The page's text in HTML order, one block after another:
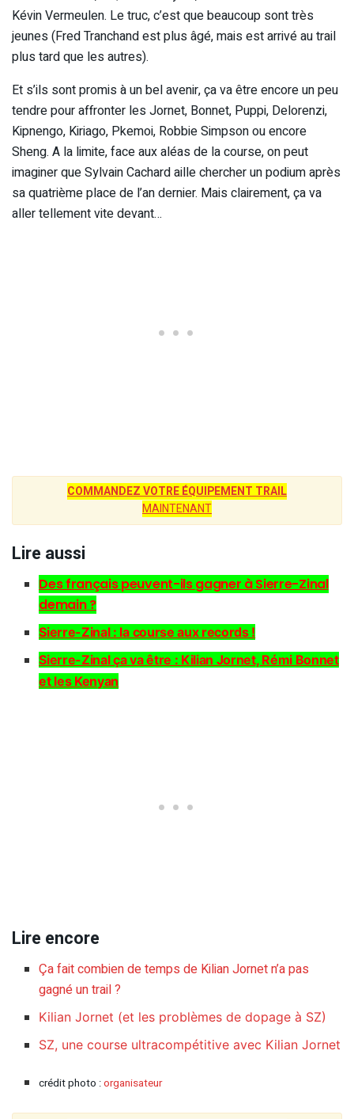
Kévin Vermeulen. Le truc, c’est que beaucoup sont très
jeunes (Fred Tranchand est plus âgé, mais est arrivé au trail
plus tard que les autres).
Et s’ils sont promis à un bel avenir, ça va être encore un peu
tendre pour affronter les Jornet, Bonnet, Puppi, Delorenzi,
Kipnengo, Kiriago, Pkemoi, Robbie Simpson ou encore
Sheng. A la limite, face aux aléas de la course, on peut
imaginer que Sylvain Cachard aille chercher un podium après
sa quatrième place de l’an dernier. Mais clairement, ça va
aller tellement vite devant…
COMMANDEZ VOTRE ÉQUIPEMENT TRAIL
MAINTENANT
Lire aussi
Des français peuvent-ils gagner à Sierre-Zinal
demain ?
Sierre-Zinal : la course aux records !
Sierre-Zinal ça va être : Kilian Jornet, Rémi Bonnet
et les Kenyan
Lire encore
Ça fait combien de temps de Kilian Jornet n’a pas
gagné un trail ?
Kilian Jornet (et les problèmes de dopage à SZ)
SZ, une course ultracompétitive avec Kilian Jornet
crédit photo :organisateur